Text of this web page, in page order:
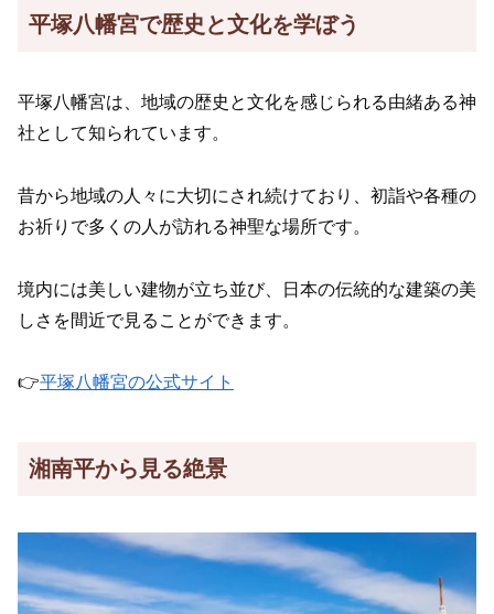
平塚八幡宮で歴史と文化を学ぼう
平塚八幡宮は、地域の歴史と文化を感じられる由緒ある神
社として知られています。
昔から地域の人々に大切にされ続けており、初詣や各種の
お祈りで多くの人が訪れる神聖な場所です。
境内には美しい建物が立ち並び、日本の伝統的な建築の美
しさを間近で見ることができます。
👉平塚八幡宮の公式サイト
湘南平から見る絶景